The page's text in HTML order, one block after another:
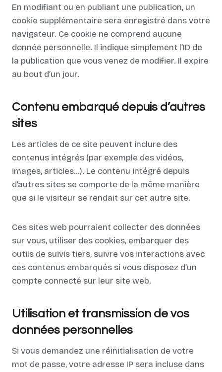
En modifiant ou en publiant une publication, un
cookie supplémentaire sera enregistré dans votre
navigateur. Ce cookie ne comprend aucune
donnée personnelle. Il indique simplement l’ID de
la publication que vous venez de modifier. Il expire
au bout d’un jour.
Contenu embarqué depuis d’autres
sites
Les articles de ce site peuvent inclure des
contenus intégrés (par exemple des vidéos,
images, articles…). Le contenu intégré depuis
d’autres sites se comporte de la même manière
que si le visiteur se rendait sur cet autre site.
Ces sites web pourraient collecter des données
sur vous, utiliser des cookies, embarquer des
outils de suivis tiers, suivre vos interactions avec
ces contenus embarqués si vous disposez d’un
compte connecté sur leur site web.
Utilisation et transmission de vos
données personnelles
Si vous demandez une réinitialisation de votre
mot de passe, votre adresse IP sera incluse dans